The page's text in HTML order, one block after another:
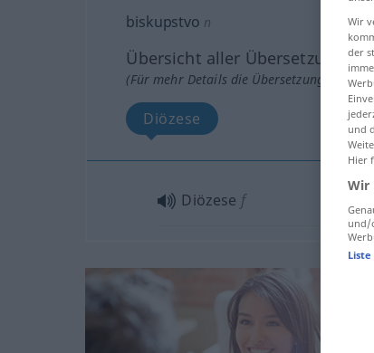
biskupstvo n
Übersicht aller Übersetzungen
(Für mehr Details die Übersetzung
Diözese
Diözese f
Wir
der
und
Hier
Wir
und/